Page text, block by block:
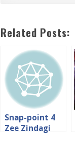
Related Posts:
Snap-point 4
Zee Zindagi